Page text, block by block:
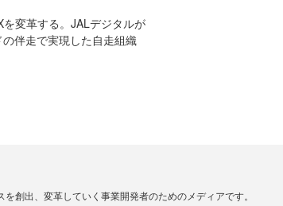
を変革する。JALデジタルが
伴走で実現した自走組織
創出、変革していく事業開発者のためのメディアです。